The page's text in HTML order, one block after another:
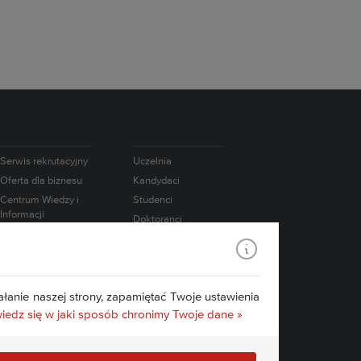
Serwis rekrutacyjny
Oferta dla biznesu
Centrum Wiedzy i
Informacji
międzynarodowa
Konsorcjum IATI
Edukacja.CL
Uczelnia
Kandydaci
Studenci
Doktoranci
Badania
Media
Kontakt
naszej strony, zapamiętać Twoje ustawienia
się w jaki sposób chronimy Twoje dane »